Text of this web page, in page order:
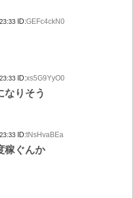
ID:GEFc4ckN0
ID:xs5G9YyO0
なりそう
ID:tNsHvaBEa
稼ぐんか